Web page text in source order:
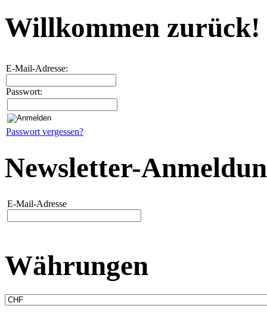
Willkommen zurück!
E-Mail-Adresse:
Passwort:
Passwort vergessen?
Newsletter-
E-Mail-Adresse
Währungen